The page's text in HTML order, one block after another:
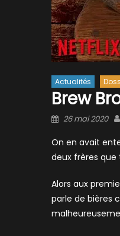
Actualités
Brew
Posted
26 mai 2020
On en avait
deux frères que
Alors aux
parle de bières